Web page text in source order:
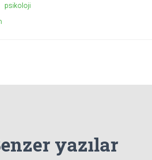
psikoloji
yazılar